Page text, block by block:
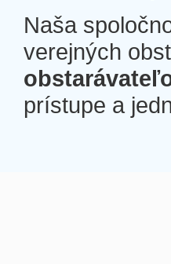
Naša
verejných
prístupe a